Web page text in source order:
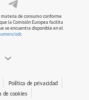
de consumo conforme
la Comisión Europea facilita
se encuentra disponible en el
odr.
Política de privacidad
de cookies